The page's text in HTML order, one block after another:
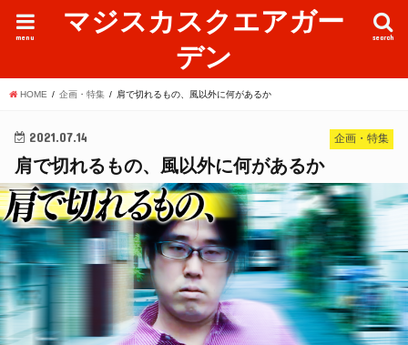
マジスカスクエアガー
デン
search
menu
HOME 企画・特集 肩で切れるもの、風以外に何があるか
企画・特集
2021.07.14
肩で切れるもの、風以外に何があるか